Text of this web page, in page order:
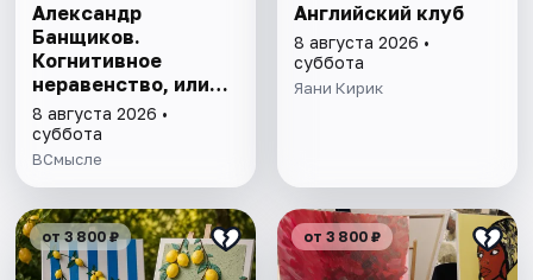
Александр
Банщиков.
Когнитивное
неравенство, или
почему умные
умнеют, а глупые
глупеют
8 августа 2026 •
суббота
ВСмысле
Английский клуб
8 августа 2026 •
суббота
Яани Кирик
от 3 800 ₽ от 3 800 ₽